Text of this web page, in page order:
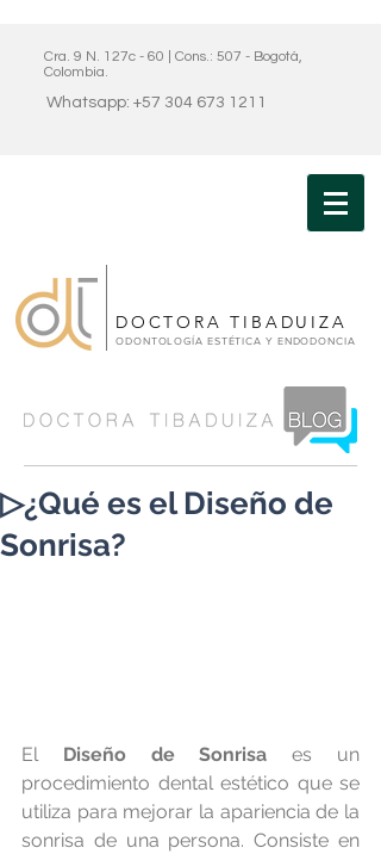
Cra. 9 N. 127c - 60 | Cons.: 507 - Bogotá,
Colombia.
Whatsapp: +57 304 673 1211
DOCTORA TIBADUIZA
ODONTOLOGÍA ESTÉTICA Y ENDODONCIA
▷¿Qué es el Diseño de
Sonrisa?
El Diseño de Sonrisa es un
procedimiento dental estético que se
utiliza para mejorar la apariencia de la
sonrisa de una persona. Consiste en